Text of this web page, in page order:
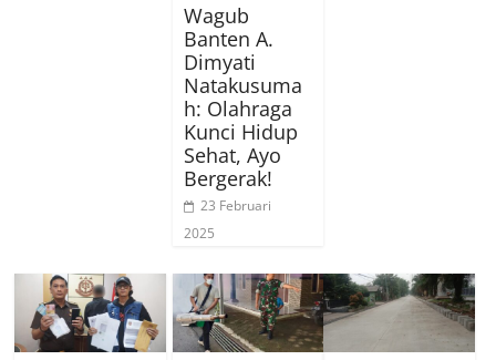
Wagub
Banten A.
Dimyati
Natakusuma
h: Olahraga
Kunci Hidup
Sehat, Ayo
Bergerak!
23 Februari
2025